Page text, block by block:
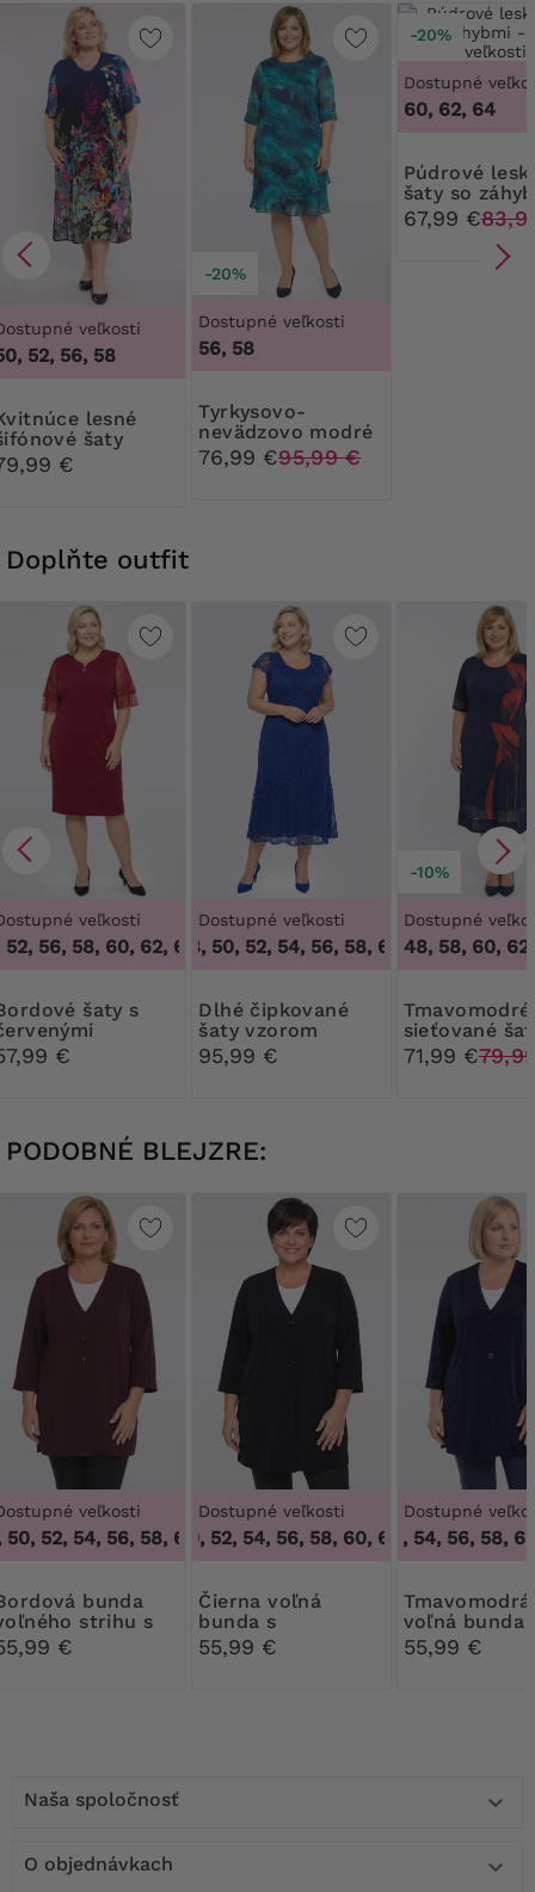
veľkosti
52, 56, 58
šaty
€
-20%
Dostupné veľkosti
56, 58
Tyrkysovo-
nevädzovo modré
šaty s kvetinovým
vzorom
76,99 €95,99 €
-20%
Dostupné
60, 62, 64
Púdrové lesklé
šaty so
67,99 €
Doplňte outfit
veľkosti
56, 58, 60, 62, 64 48, 50, 52, 56, 58, 60, 62, 64
s
€
Dostupné veľkosti
46, 48, 50, 52, 54, 56, 58, 60 46, 48, 50,
Dlhé čipkované
šaty vzorom
95,99 €
-10%
Dostupné
48, 58, 60,
Tmavomodré
sieťované
červenými
71,99 €
PODOBNÉ BLEJZRE:
veľkosti
52, 54, 56, 58, 60, 62,46, 48, 50, 52, 54, 56, 58, 60, 62
strihu s
€
Dostupné veľkosti
48, 50, 52, 54, 56, 58, 60, 62 48, 50, 52,
Čierna voľná
bunda s
manžetami
55,99 €
Dostupné
50, 52, 54, 56, 58, 60,
Tmavomodrá
voľná bunda
manžetami
55,99 €
Naša spoločnosť 
O objednávkach 